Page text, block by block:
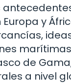
y
de
a nivel